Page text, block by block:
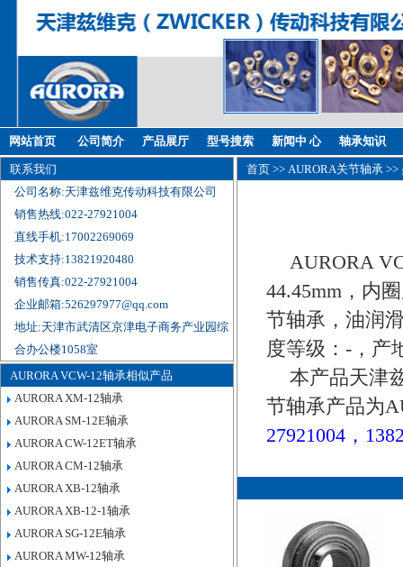
网站首页 公司简介 产品展厅 型号搜索 新闻中 心 轴承知识
联系我们
公司名称:天津兹维克传动科技有限公司
销售热线:022-27921004
直线手机:17002269069
技术支持:13821920480
销售传真:022-27921004
企业邮箱:526297977@qq.com
地址:天津市武清区京津电子商务产业园综
合办公楼1058室
AURORA VCW-12轴承相似产品
AURORA XM-12轴承
AURORA SM-12E轴承
AURORA CW-12ET轴承
AURORA CM-12轴承
AURORA XB-12轴承
AURORA XB-12-1轴承
AURORA SG-12E轴承
AURORA MW-12轴承
首页 >> AURORA关节轴承 >>
AURORA
44.45mm，内
节轴承，油润
度等级：-，产
本产品天津
节轴承产品为
27921004，